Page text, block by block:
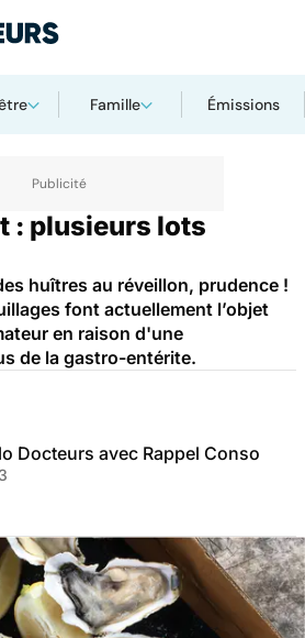
Famille Émissions
: plusieurs lots
huîtres au réveillon, prudence !
font actuellement l’objet
en raison d'une
de la gastro-entérite.
Docteurs avec Rappel Conso